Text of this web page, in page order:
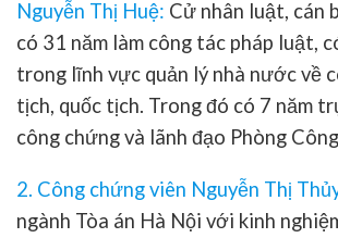
Nguyễn Thị Huệ: Cử nhân luật, cán
có 31 năm làm công tác pháp luật,
trong lĩnh vực quản lý nhà nước về
tịch, quốc tịch. Trong đó có 7 năm
công chứng và lãnh đạo Phòng
2. Công chứng viên Nguyễn Thị
ngành Tòa án Hà Nội với kinh